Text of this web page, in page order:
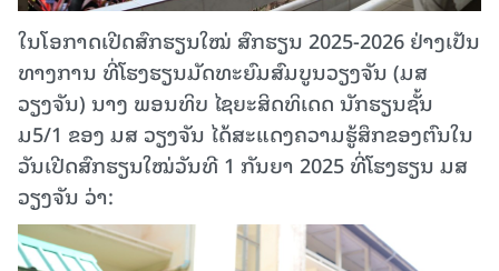
ໃນໂອກາດເປີດສົກຮຽນໃໝ່ ສົກຮຽນ 2025-2026 ຢ່າງເປັນ
ທາງການ ທີ່ໂຮງຮຽນມັດທະຍົມສົມບູນວຽງຈັນ (ມສ
ວຽງຈັນ) ນາງ ພອນທິບ ໄຊຍະສິດທິເດດ ນັກຮຽນຊັ້ນ
ມ5/1 ຂອງ ມສ ວຽງຈັນ ໄດ້ສະແດງຄວາມຮູ້ສຶກຂອງຕົນໃນ
ວັນເປີດສົກຮຽນໃໝ່ວັນທີ 1 ກັນຍາ 2025 ທີ່ໂຮງຮຽນ ມສ
ວຽງຈັນ ວ່າ: